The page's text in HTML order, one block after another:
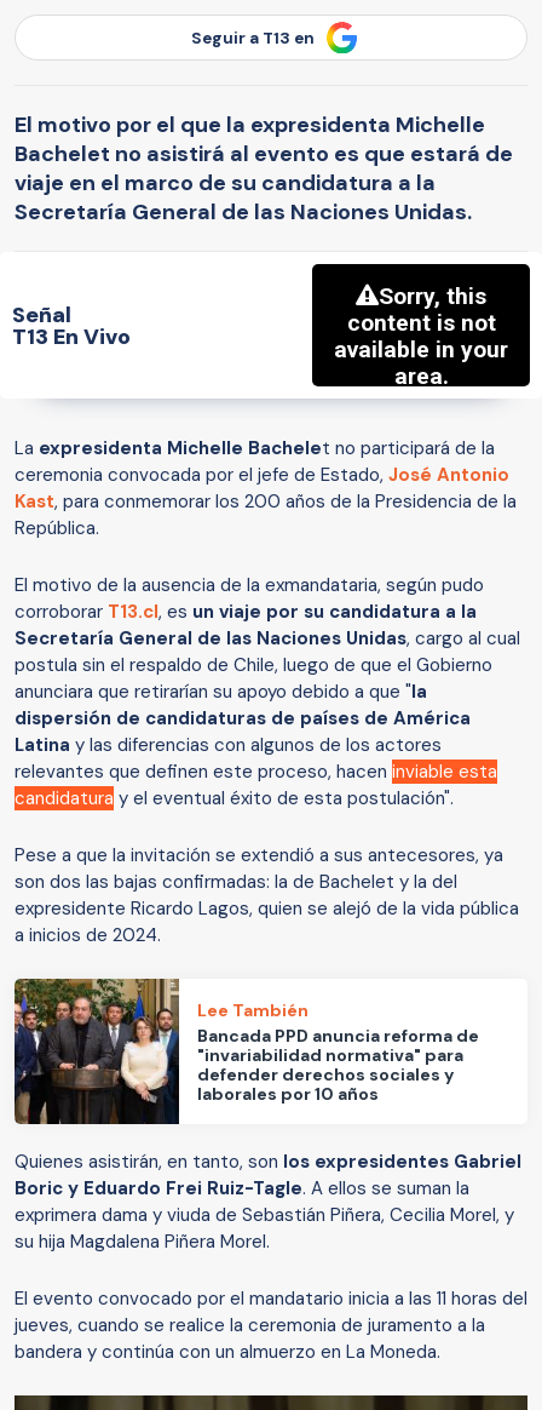
Seguir a T13 en
El motivo por el que la expresidenta Michelle
Bachelet no asistirá al evento es que estará de
viaje en el marco de su candidatura a la
Secretaría General de las Naciones Unidas.
Señal
T13 En Vivo
La expresidenta Michelle Bachelet no participará de la
ceremonia convocada por el jefe de Estado, José Antonio
Kast, para conmemorar los 200 años de la Presidencia de la
República.
El motivo de la ausencia de la exmandataria, según pudo
corroborar T13.cl, es un viaje por su candidatura a la
Secretaría General de las Naciones Unidas, cargo al cual
postula sin el respaldo de Chile, luego de que el Gobierno
anunciara que retirarían su apoyo debido a que "la
dispersión de candidaturas de países de América
Latina y las diferencias con algunos de los actores
relevantes que definen este proceso, hacen inviable esta
candidatura y el eventual éxito de esta postulación".
Pese a que la invitación se extendió a sus antecesores, ya
son dos las bajas confirmadas: la de Bachelet y la del
expresidente Ricardo Lagos, quien se alejó de la vida pública
a inicios de 2024.
Lee También
Bancada PPD anuncia reforma de
"invariabilidad normativa" para
defender derechos sociales y
laborales por 10 años
Quienes asistirán, en tanto, son los expresidentes Gabriel
Boric y Eduardo Frei Ruiz-Tagle. A ellos se suman la
exprimera dama y viuda de Sebastián Piñera, Cecilia Morel, y
su hija Magdalena Piñera Morel.
El evento convocado por el mandatario inicia a las 11 horas del
jueves, cuando se realice la ceremonia de juramento a la
bandera y continúa con un almuerzo en La Moneda.